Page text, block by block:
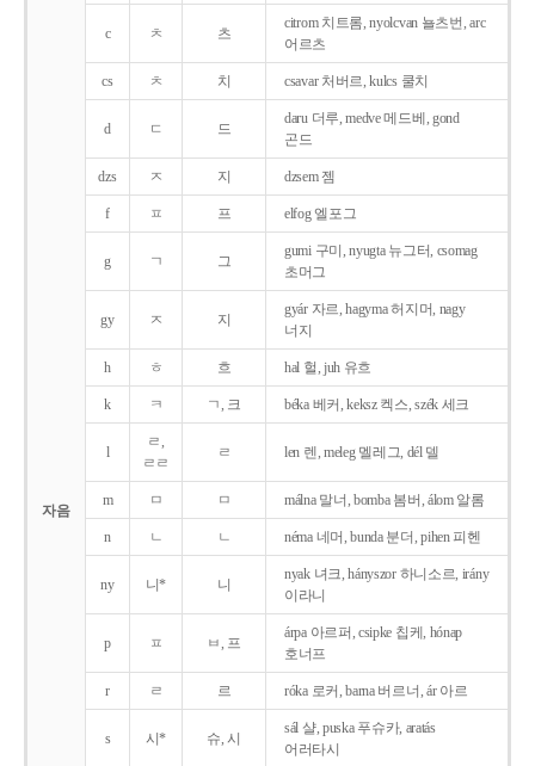
자음
c ㅊ 츠
citrom 치트롬, nyolcvan 뇰츠번, arc
어르츠
cs ㅊ 치 csavar 처버르, kulcs 쿨치
d ㄷ 드
daru 더루, medve 메드베, gond
곤드
dzs ㅈ 지 dzsem 젬
f ㅍ 프 elfog 엘포그
g ㄱ 그
gumi 구미, nyugta 뉴그터, csomag
초머그
gy ㅈ 지
gyár 자르, hagyma 허지머, nagy
너지
h ㅎ 흐 hal 헐, juh 유흐
k ㅋ ㄱ, 크 béka 베커, keksz 켁스, szék 세크
l
ㄹ,
ㄹㄹ
ㄹ len 렌, meleg 멜레그, dél 델
m ㅁ ㅁ málna 말너, bomba 봄버, álom 알롬
n ㄴ ㄴ néma 네머, bunda 분더, pihen 피헨
ny 니* 니
nyak 녀크, hányszor 하니소르, irány
이라니
p ㅍ ㅂ, 프
árpa 아르퍼, csipke 칩케, hónap
호너프
r ㄹ 르 róka 로커, barna 버르너, ár 아르
s 시* 슈, 시
sál 샬, puska 푸슈카, aratás
어러타시